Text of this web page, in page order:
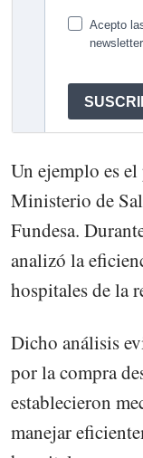
Un ejemplo es
Ministerio de
Fundesa.
analizó la
hospitales de la
Dicho análisis
por la compra
establecieron
manejar